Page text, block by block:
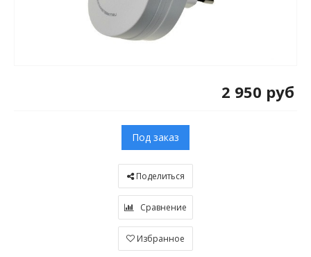
2 950 руб
Под заказ
Поделиться
Сравнение
Избранное